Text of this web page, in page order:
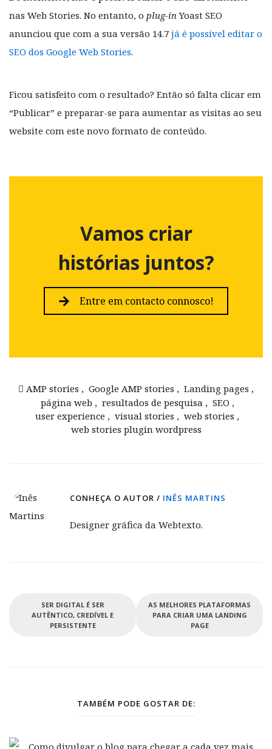
nas Web Stories. No entanto, o plug-inYoast SEO
anunciou que com a sua versão 14.7 já é possível editar o
SEO dos Google Web Stories.
Ficou satisfeito com o resultado? Então só falta clicar em
“Publicar” e preparar-se para aumentar as visitas ao seu
website com este novo formato de conteúdo.
Vamos criar
histórias juntos?
Entre em contacto connosco!
AMP stories , Google AMP stories , Landing pages ,
página web , resultados de pesquisa , SEO ,
user experience , visual stories , web stories ,
web stories plugin wordpress
CONHEÇA O AUTOR / INÊS MARTINS
Designer gráfica da Webtexto.
SER DIGITAL É SER
AUTÊNTICO, CREDÍVEL E
PERSISTENTE
AS MELHORES PLATAFORMAS
PARA CRIAR UMA LANDING
PAGE
TAMBÉM PODE GOSTAR DE: